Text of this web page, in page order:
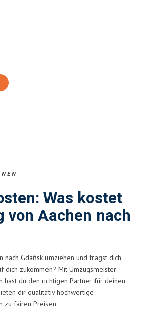
Was kostet
von Aachen nach
nach Gdańsk umziehen und fragst dich,
dich zukommen? Mit Umzugsmeister
hast du den richtigen Partner für deinen
dir qualitativ hochwertige
zu fairen Preisen.